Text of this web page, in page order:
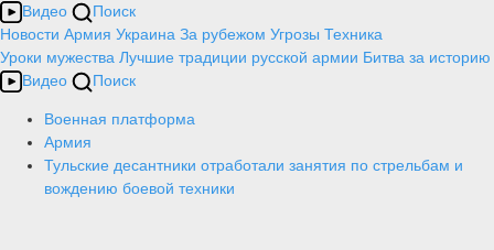
Видео
Поиск
Новости Армия Украина За рубежом Угрозы Техника
Уроки мужества Лучшие традиции русской армии Битва за историю
Видео
Поиск
Военная платформа
Армия
Тульские десантники отработали занятия по стрельбам и
вождению боевой техники